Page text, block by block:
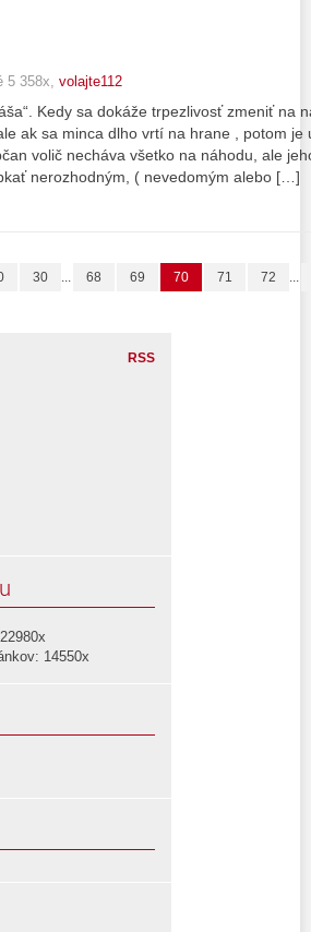
5 358x, volajte112
Kedy sa dokáže trpezlivosť zmeniť na
ak sa minca dlho vrtí na hrane , potom
volič necháva všetko na náhodu, ale
nerozhodným, ( nevedomým alebo […]
30 ... 68 69 70 71 72 ...
RSS
14550x